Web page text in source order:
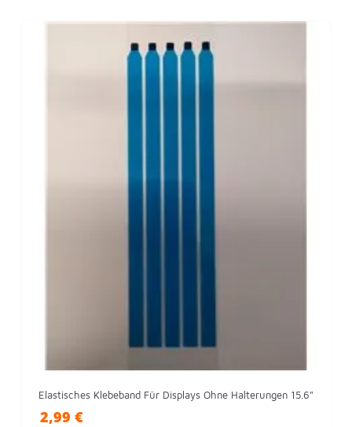
Elastisches Klebeband Für Displays Ohne Halterungen 15.6"
2,99 €